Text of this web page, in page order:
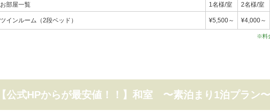
お部屋一覧 1名様/室 2名様/室
ツインルーム（2段ベッド） ¥5,500～ ¥4,000～
※料
【公式HPからが最安値！！】和室 〜素泊まり1泊プラン〜